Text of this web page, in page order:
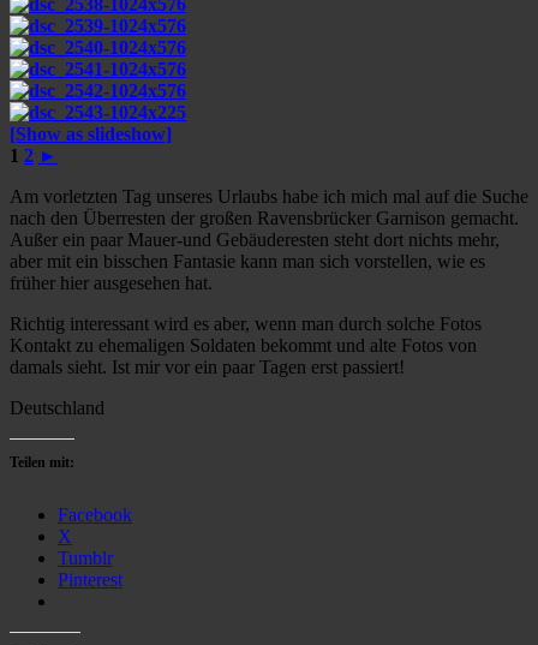
[Show as slideshow]
1 2 ►
Am vorletzten Tag unseres Urlaubs habe ich mich mal auf die Suche
nach den Überresten der großen Ravensbrücker Garnison gemacht.
Außer ein paar Mauer-und Gebäuderesten steht dort nichts mehr,
aber mit ein bisschen Fantasie kann man sich vorstellen, wie es
früher hier ausgesehen hat.
Richtig interessant wird es aber, wenn man durch solche Fotos
Kontakt zu ehemaligen Soldaten bekommt und alte Fotos von
damals sieht. Ist mir vor ein paar Tagen erst passiert!
Deutschland
Teilen mit:
Facebook
X
Tumblr
Pinterest